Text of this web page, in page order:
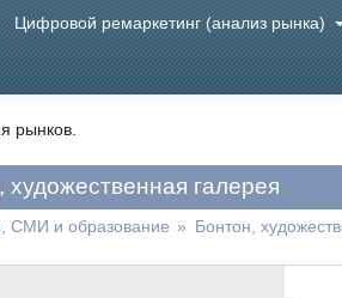
Цифровой ремаркетинг (анализ рынка)
рынков.
художественная галерея
СМИ и образование » Бонтон,